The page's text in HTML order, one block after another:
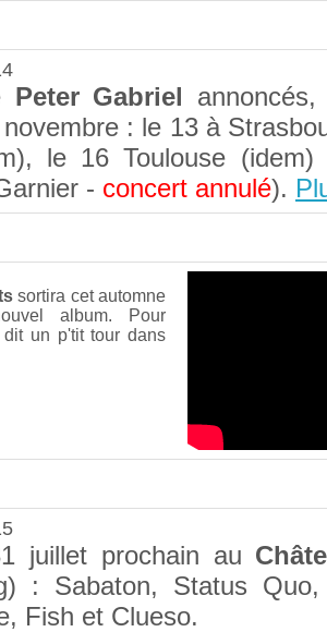
Peter Gabriel
: le 13 à
le 16 Toulouse
- concert annulé).
sortira cet automne
album. Pour
dit un p'tit tour dans
juillet prochain au
: Sabaton, Status
Fish et Clueso.